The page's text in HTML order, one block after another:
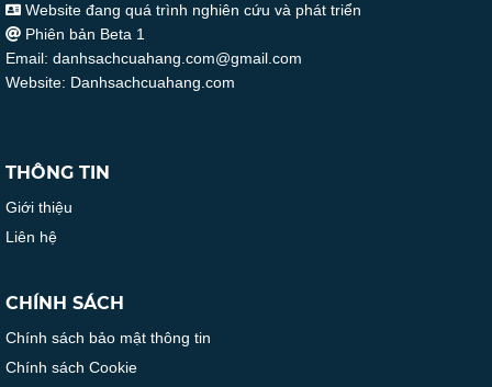
Website đang quá trình nghiên cứu và phát triển
Phiên bản Beta 1
Email: danhsachcuahang.com@gmail.com
Website: Danhsachcuahang.com
THÔNG TIN
Giới thiệu
Liên hệ
CHÍNH SÁCH
Chính sách bảo mật thông tin
Chính sách Cookie